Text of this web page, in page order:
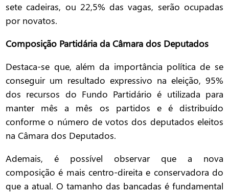
sete cadeiras, ou 22,5% das vagas, serão ocupadas
por novatos.
Composição Partidária da Câmara dos Deputados
Destaca-se que, além da importância política de se
conseguir um resultado expressivo na eleição, 95%
dos recursos do Fundo Partidário é utilizada para
manter mês a mês os partidos e é distribuído
conforme o número de votos dos deputados eleitos
na Câmara dos Deputados.
Ademais, é possível observar que a nova
composição é mais centro-direita e conservadora do
que a atual. O tamanho das bancadas é fundamental